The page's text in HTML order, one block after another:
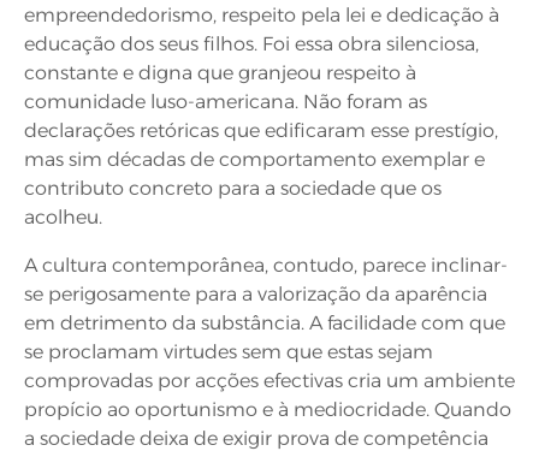
empreendedorismo, respeito pela lei e dedicação à
educação dos seus filhos. Foi essa obra silenciosa,
constante e digna que granjeou respeito à
comunidade luso-americana. Não foram as
declarações retóricas que edificaram esse prestígio,
mas sim décadas de comportamento exemplar e
contributo concreto para a sociedade que os
acolheu.
A cultura contemporânea, contudo, parece inclinar-
se perigosamente para a valorização da aparência
em detrimento da substância. A facilidade com que
se proclamam virtudes sem que estas sejam
comprovadas por acções efectivas cria um ambiente
propício ao oportunismo e à mediocridade. Quando
a sociedade deixa de exigir prova de competência